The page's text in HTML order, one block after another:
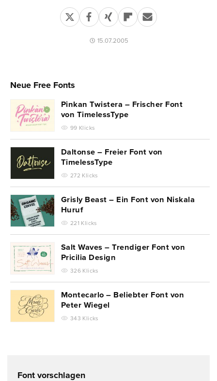
15.07.2005
Neue Free Fonts
Pinkan Twistera – Frischer Font
von TimelessType
99 Klicks
Daltonse – Freier Font von
TimelessType
272 Klicks
Grisly Beast – Ein Font von Niskala
Huruf
221 Klicks
Salt Waves – Trendiger Font von
Pricilia Design
326 Klicks
Montecarlo – Beliebter Font von
Peter Wiegel
343 Klicks
Font vorschlagen